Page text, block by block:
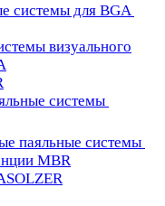
системы для BGA
визуального
системы
паяльные системы
MBR